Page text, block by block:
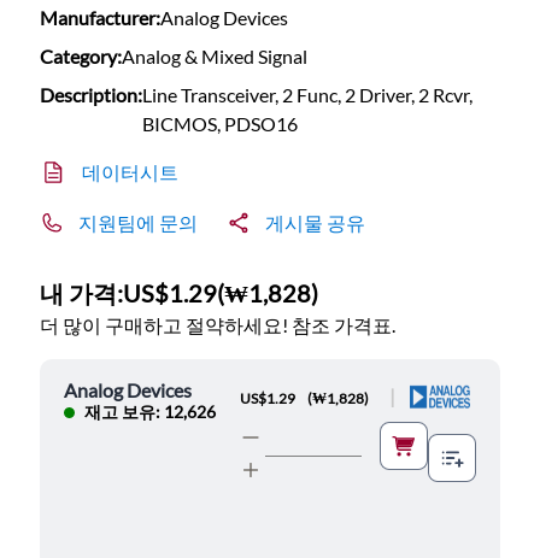
Manufacturer:Analog Devices
Category:Analog & Mixed Signal
Description:Line Transceiver, 2 Func, 2 Driver, 2 Rcvr,
BICMOS, PDSO16
데이터시트
지원팀에 문의 게시물 공유
내 가격:US$1.29(₩1,828)
더 많이 구매하고 절약하세요! 참조 가격표.
Analog Devices
재고 보유: 12,626
US$1.29 (₩1,828)